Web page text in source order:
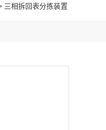
三相拆回表分拣装置